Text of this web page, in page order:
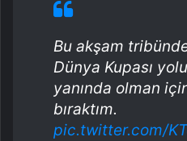
Bu akşam
Dünya Kupası
yanında olman
bıraktım.
pic.twitter.com/